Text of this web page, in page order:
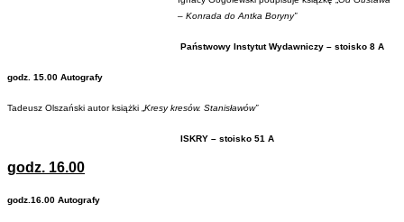
– Konrada do Antka Boryny”
Państwowy Instytut Wydawniczy – stoisko 8 A
godz. 15.00 Autografy
Tadeusz Olszański autor książki „ Kresy kresów. Stanisławów”
ISKRY – stoisko 51 A
godz. 16.00
godz.16.00 Autografy